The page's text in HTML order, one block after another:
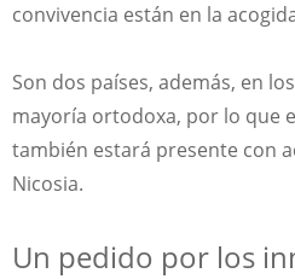
convivencia están en la
Son dos países, además, en
mayoría ortodoxa, por lo que
también estará presente con
Nicosia.
Un pedido por los